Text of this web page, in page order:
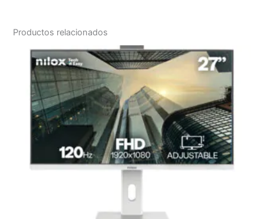
Productos relacionados